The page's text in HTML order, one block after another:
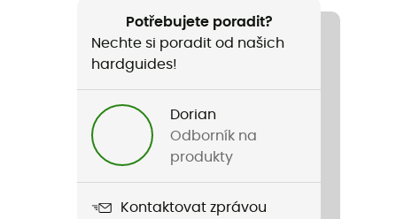
Potřebujete poradit?
Nechte si poradit od našich
hardguides!
Dorian
Odborník na
produkty
Kontaktovat zprávou